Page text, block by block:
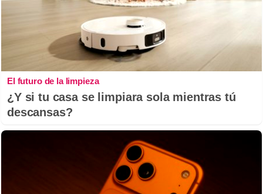
El futuro de la limpieza
¿Y si tu casa se limpiara sola mientras tú
descansas?